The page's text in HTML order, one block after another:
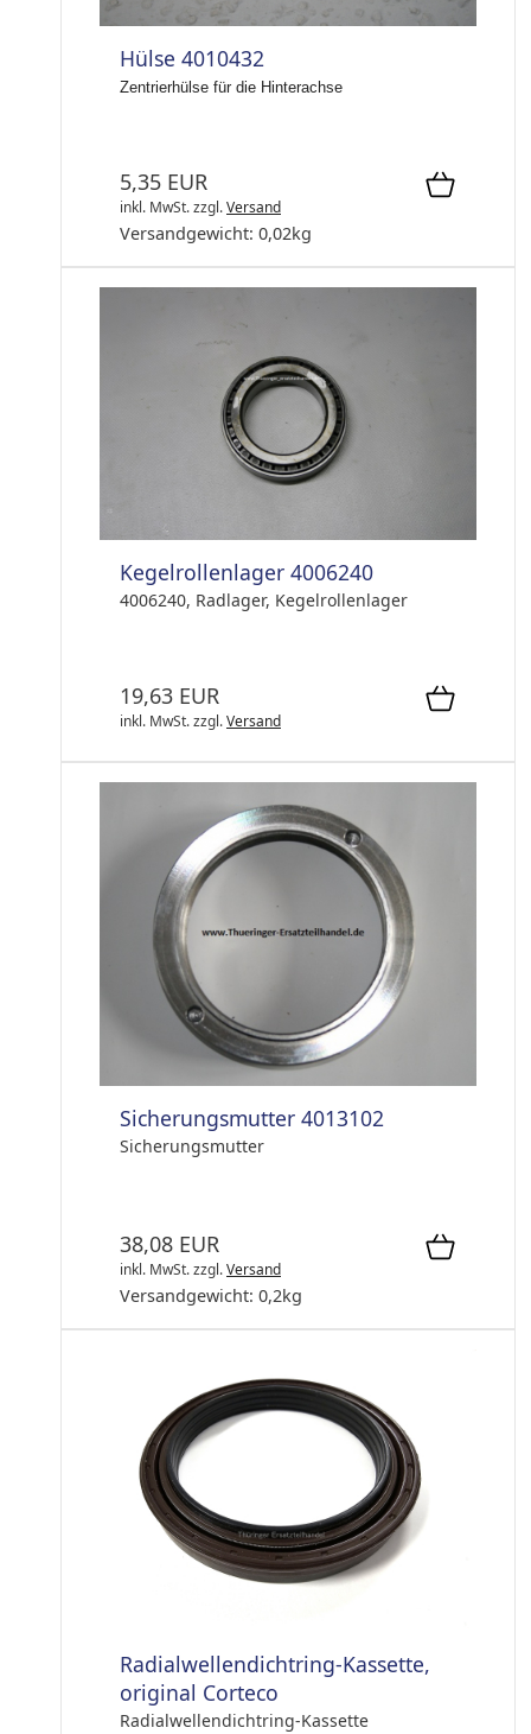
Hülse 4010432
Zentrierhülse für die Hinterachse
5,35 EUR
inkl. MwSt.zzgl.Versand
Versandgewicht: 0,02kg
Kegelrollenlager 4006240
4006240, Radlager, Kegelrollenlager
19,63 EUR
inkl. MwSt.zzgl.Versand
Sicherungsmutter 4013102
Sicherungsmutter
38,08 EUR
inkl. MwSt.zzgl.Versand
Versandgewicht: 0,2kg
Radialwellendichtring-Kassette,
original Corteco
Radialwellendichtring-Kassette